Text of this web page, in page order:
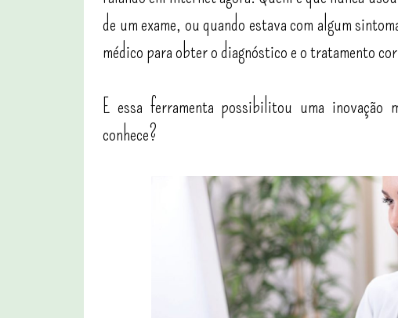
de um exame, ou quando estava com algum
médico para obter o diagnóstico e o tratamento
E essa ferramenta possibilitou uma inovação
conhece?